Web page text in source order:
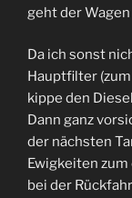
geht der
Da ich sonst
Hauptfilter
kippe den
Dann ganz
der nächsten
Ewigkeiten
bei der